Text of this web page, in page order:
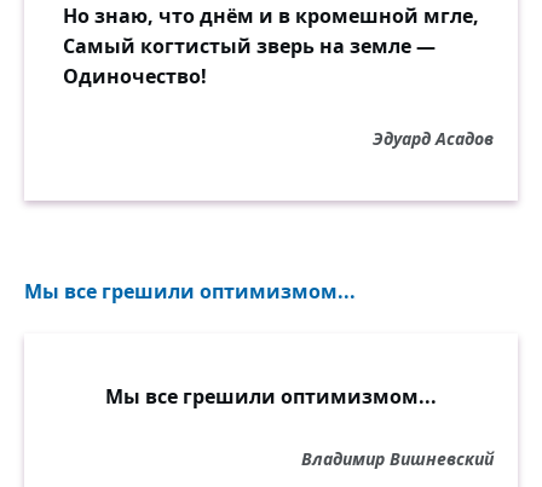
Но знаю, что днём и в кромешной мгле,
Самый когтистый зверь на земле —
Одиночество!
Эдуард Асадов
Мы все грешили оптимизмом...
Мы все грешили оптимизмом...
Владимир Вишневский